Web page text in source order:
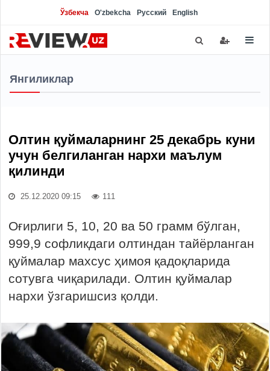
Ўзбекча O'zbekcha Русский English
Янгиликлар
Олтин қуймаларнинг 25 декабрь куни
учун белгиланган нархи маълум
қилинди
25.12.2020 09:15 111
Оғирлиги 5, 10, 20 ва 50 грамм бўлган,
999,9 софликдаги олтиндан тайёрланган
қуймалар махсус ҳимоя қадоқларида
сотувга чиқарилади. Олтин қуймалар
нархи ўзгаришсиз қолди.